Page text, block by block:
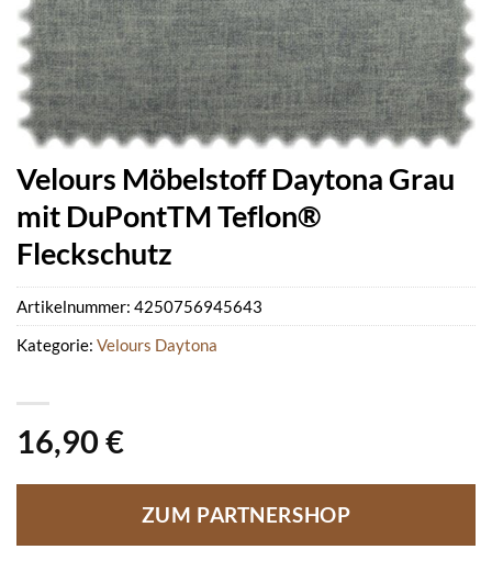
Velours Möbelstoff Daytona Grau
mit DuPontTM Teflon®
Fleckschutz
16,90 €
ZUM PARTNERSHOP
Artikelnummer: 4250756945643
Kategorie: Velours Daytona